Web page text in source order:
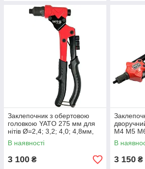
Заклепочник з обертовою
головкою YATO 275 мм для
нітів Ø=2,4; 3,2; 4,0; 4,8мм,
нітогайок М3-М6
В наявності
3 100 ₴
M4 M5
36128)
В
3 150 ₴